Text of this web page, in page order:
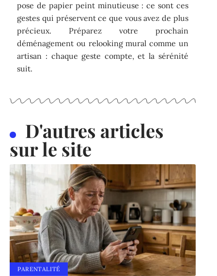
pose de papier peint minutieuse : ce sont ces
gestes qui préservent ce que vous avez de plus
précieux. Préparez votre prochain
déménagement ou relooking mural comme un
artisan : chaque geste compte, et la sérénité
suit.
D'autres articles
sur le site
PARENTALITÉ